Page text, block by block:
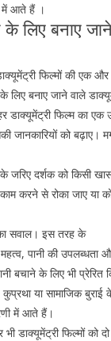
में आते हैं ।
लिए बनाए
फिल्मों की एक
बनाए जाने वाले
डाक्यूमेंट्री फिल्म का एक
जानकारियों को बढ़ाए।
जरिए दर्शक को किसी
करने से रोका जाए या
का सवाल। इस तरह के
महत्व, पानी की
बचाने के लिए भी प्रेरित
कुप्रथा या सामाजिक
में आते हैं।
डाक्यूमेंट्री फिल्मों को